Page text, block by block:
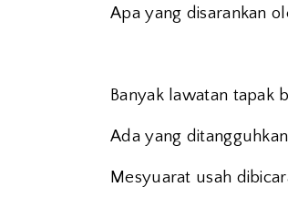
Apa yang disarankan
Banyak lawatan tapak
Ada yang
Mesyuarat usah